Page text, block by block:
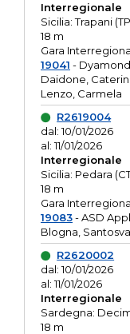
Interregionale
Sicilia: Trapani
18 m
Gara
19041 -
Daidone,
Lenzo, Carmela
R2619004
dal: 10/01/2026
al: 11/01/2026
Interregionale
Sicilia: Pedara
18 m
Gara
19083- ASD
Blogna,
R2620002
dal: 10/01/2026
al: 11/01/2026
Interregionale
Sardegna:
18 m